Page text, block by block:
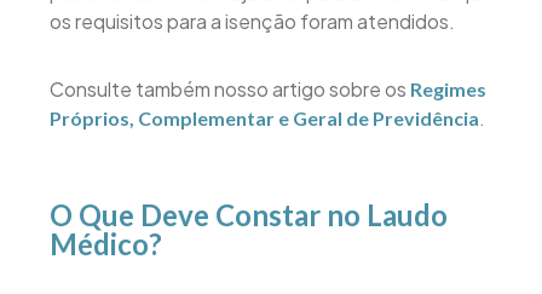
os requisitos para a isenção foram atendidos.
Consulte também nosso artigo sobre os Regimes
Próprios, Complementar e Geral de Previdência.
O Que Deve Constar no Laudo
Médico?